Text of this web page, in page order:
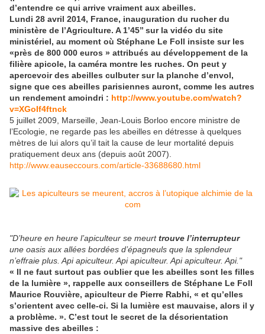
d’entendre ce qui arrive vraiment aux abeilles.
Lundi 28 avril 2014, France, inauguration du rucher du
ministère de l’Agriculture. A 1’45’’ sur la vidéo du site
ministériel, au moment où Stéphane Le Foll insiste sur les
«près de 800 000 euros » attribués au développement de la
filière apicole, la caméra montre les ruches. On peut y
apercevoir des abeilles culbuter sur la planche d’envol,
signe que ces abeilles parisiennes auront, comme les autres
un rendement amoindri : http://www.youtube.com/watch?
v=XGoIf4ftnck
5 juillet 2009, Marseille, Jean-Louis Borloo encore ministre de
l’Ecologie, ne regarde pas les abeilles en détresse à quelques
mètres de lui alors qu’il tait la cause de leur mortalité depuis
pratiquement deux ans (depuis août 2007).
http://www.eauseccours.com/article-33688680.html
"D’heure en heure l’apiculteur se meurttrouve l’interrupteur
une oasis aux allées bordées d’épagneuls que la splendeur
n’effraie plus. Api apiculteur. Api apiculteur. Api apiculteur. Api."
« Il ne faut surtout pas oublier que les abeilles sont les filles
de la lumière », rappelle aux conseillers de Stéphane Le Foll
Maurice Rouvière, apiculteur de Pierre Rabhi, « et qu’elles
s’orientent avec celle-ci. Si la lumière est mauvaise, alors il y
a problème. ». C’est tout le secret de la désorientation
massive des abeilles :